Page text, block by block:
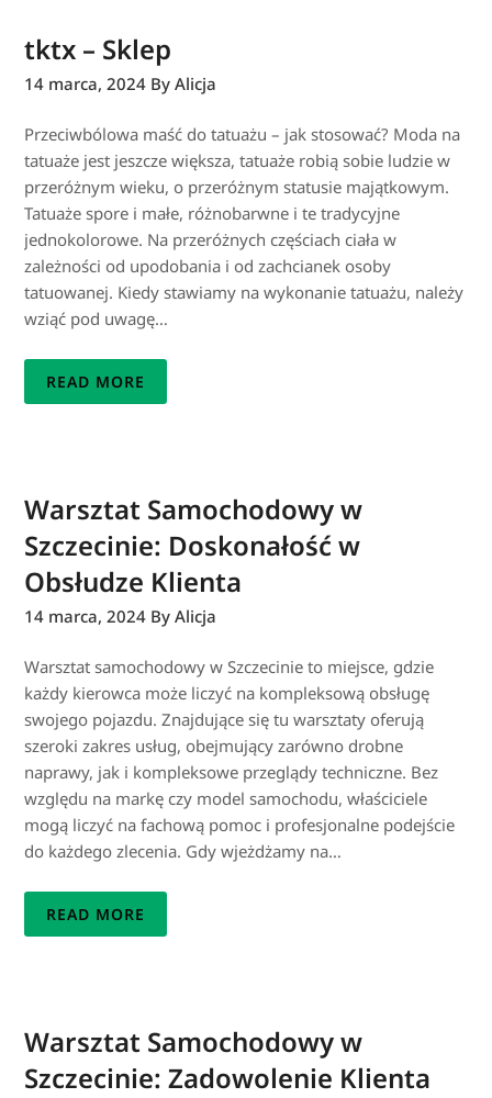
tktx – Sklep
14 marca, 2024 By Alicja
Przeciwbólowa maść do tatuażu – jak stosować? Moda na
tatuaże jest jeszcze większa, tatuaże robią sobie ludzie w
przeróżnym wieku, o przeróżnym statusie majątkowym.
Tatuaże spore i małe, różnobarwne i te tradycyjne
jednokolorowe. Na przeróżnych częściach ciała w
zależności od upodobania i od zachcianek osoby
tatuowanej. Kiedy stawiamy na wykonanie tatuażu, należy
wziąć pod uwagę…
READ MORE
Warsztat Samochodowy w
Szczecinie: Doskonałość w
Obsłudze Klienta
14 marca, 2024 By Alicja
Warsztat samochodowy w Szczecinie to miejsce, gdzie
każdy kierowca może liczyć na kompleksową obsługę
swojego pojazdu. Znajdujące się tu warsztaty oferują
szeroki zakres usług, obejmujący zarówno drobne
naprawy, jak i kompleksowe przeglądy techniczne. Bez
względu na markę czy model samochodu, właściciele
mogą liczyć na fachową pomoc i profesjonalne podejście
do każdego zlecenia. Gdy wjeżdżamy na…
READ MORE
Warsztat Samochodowy w
Szczecinie: Zadowolenie Klienta